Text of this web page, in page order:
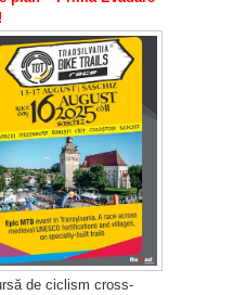
de ciclism cross-